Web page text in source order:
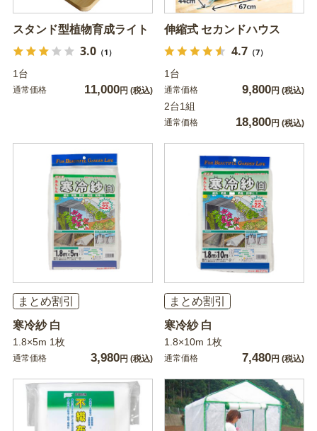
スタンド型植物育成ライト
3.0（1）
1台
通常価格 11,000円 (税込)
伸縮式 セカンドハウス
4.7（7）
1台
通常価格 9,800円 (税込)
2台1組
通常価格 18,800円 (税込)
まとめ割引
寒冷紗 白
1.8×5m 1枚
通常価格 3,980円 (税込)
まとめ割引
寒冷紗 白
1.8×10m 1枚
通常価格 7,480円 (税込)